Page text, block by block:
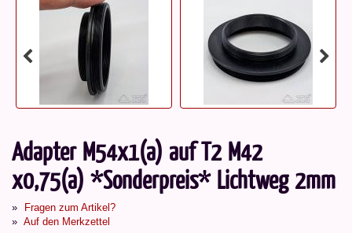
Adapter M54x1(a) auf T2 M42
x0,75(a) *Sonderpreis* Lichtweg 2mm
Fragen zum Artikel?
Auf den Merkzettel